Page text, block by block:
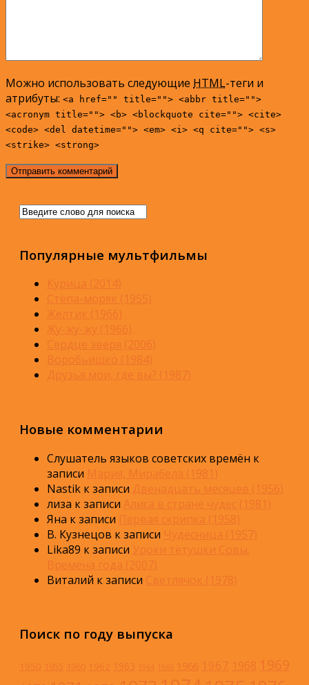
Можно использовать следующие HTML-теги и
атрибуты: <a href="" title=""> <abbr title="">
<acronym title=""> <b> <blockquote cite=""> <cite>
<code> <del datetime=""> <em> <i> <q cite=""> <s>
<strike> <strong>
Популярные мультфильмы
Курица (2014)
Стёпа-моряк (1955)
Желтик (1966)
Жу-жу-жу (1966)
Сердце зверя (2006)
Воробьишко (1984)
Друзья мои, где вы? (1987)
Новые комментарии
Слушатель языков советских времён к
записи Мария, Мирабела (1981)
Nastik к записи Двенадцать месяцев (1956)
лиза к записи Алиса в стране чудес (1981)
Яна к записи Первая скрипка (1958)
В. Кузнецов к записи Чудесница (1957)
Lika89 к записи Уроки тётушки Совы.
Времена года (2007)
Виталий к записи Светлячок (1978)
Поиск по году выпуска
1950 1955 1960 1962 1963 1964 1965 1966 1967 1968 1969